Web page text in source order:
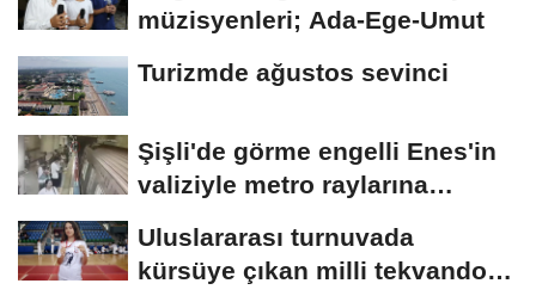
müzisyenleri; Ada-Ege-Umut
Turizmde ağustos sevinci
Şişli'de görme engelli Enes'in
valiziyle metro raylarına
Uluslararası turnuvada
kürsüye çıkan milli tekvandocu